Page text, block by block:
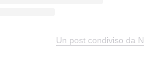
Un post condiviso da